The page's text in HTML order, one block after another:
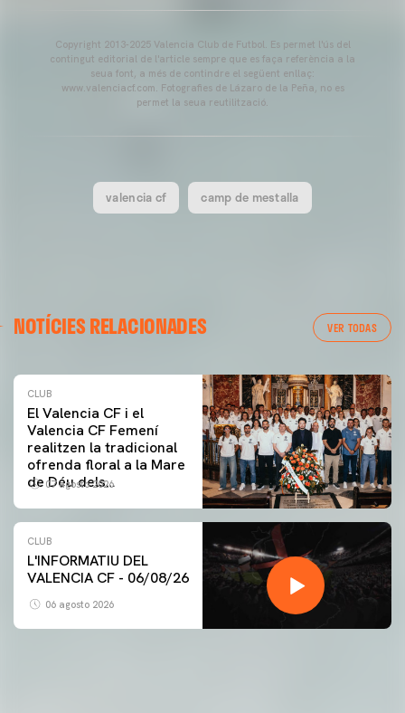
Copyright 2013-2025 Valencia Club de Futbol. Es permet l'ús del
contingut editorial de l'article sempre que es faça referència a la
seua font, a més de contindre el següent enllaç:
www.valenciacf.com. Fotografies de Lázaro de la Peña, no es
permet la seua reutilització.
valencia cf camp de mestalla
NOTÍCIES RELACIONADES VER TODAS
CLUB
El Valencia CF i el
Valencia CF Femení
realitzen la tradicional
ofrenda floral a la Mare
de Déu dels
07 agosto 2026
CLUB
L'INFORMATIU DEL
VALENCIA CF - 06/08/26
06 agosto 2026